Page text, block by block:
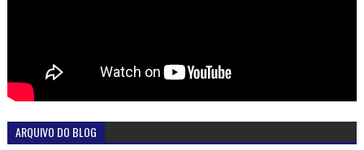
ARQUIVO DO BLOG